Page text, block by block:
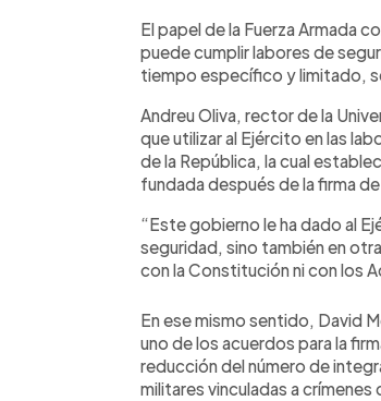
El papel de la Fuerza Armada
puede cumplir labores de
tiempo específico y limitado,
Andreu Oliva, rector de la
que utilizar al Ejército en las
de la República, la cual
fundada después de la firma
“Este gobierno le ha dado al
seguridad, sino también en
con la Constitución ni con los
En ese mismo sentido, David
uno de los acuerdos para la
reducción del número de
militares vinculadas a crímenes